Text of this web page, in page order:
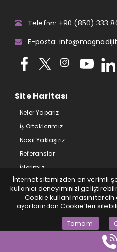
Telefon: +90 (850) 333
E-posta:
Site Haritası
Neler Yaparız
İş Ortaklarımız
Nasıl Yaklaşırız
Referanslar
İşlerimiz
Blog
İletişim
Kariyer
İnternet sitemizden en verimli
kullanıcı deneyiminizi
Cookie kullanılmasını tercih
ayarlarından Cookie’leri
Tamam